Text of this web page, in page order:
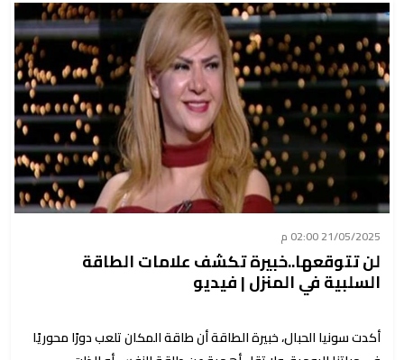
21/05/2025 02:00 م
لن تتوقعها..خبيرة تكشف علامات الطاقة
السلبية في المنزل | فيديو
أكدت سونيا الحبال، خبيرة الطاقة أن طاقة المكان تلعب دورًا محوريًا